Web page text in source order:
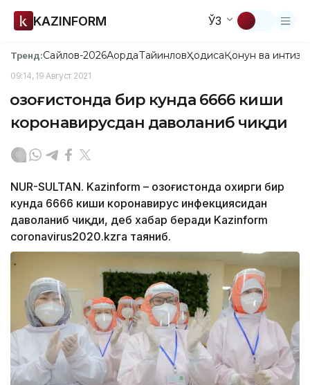
KAZINFORM ЎЗ
Тренд:Сайлов-2026АқордаТайинловҲодисаҚонун ва
09:14, 19 Август 2021
Қозоғистонда бир кунда 6666 киши
коронавирусдан даволаниб чиқди
NUR-SULTAN. Kazinform – Қозоғистонда охирги бир
кунда 6666 киши коронавирус инфекциясидан
даволаниб чиқди, деб хабар беради Kazinform
coronavirus2020.kzга таяниб.